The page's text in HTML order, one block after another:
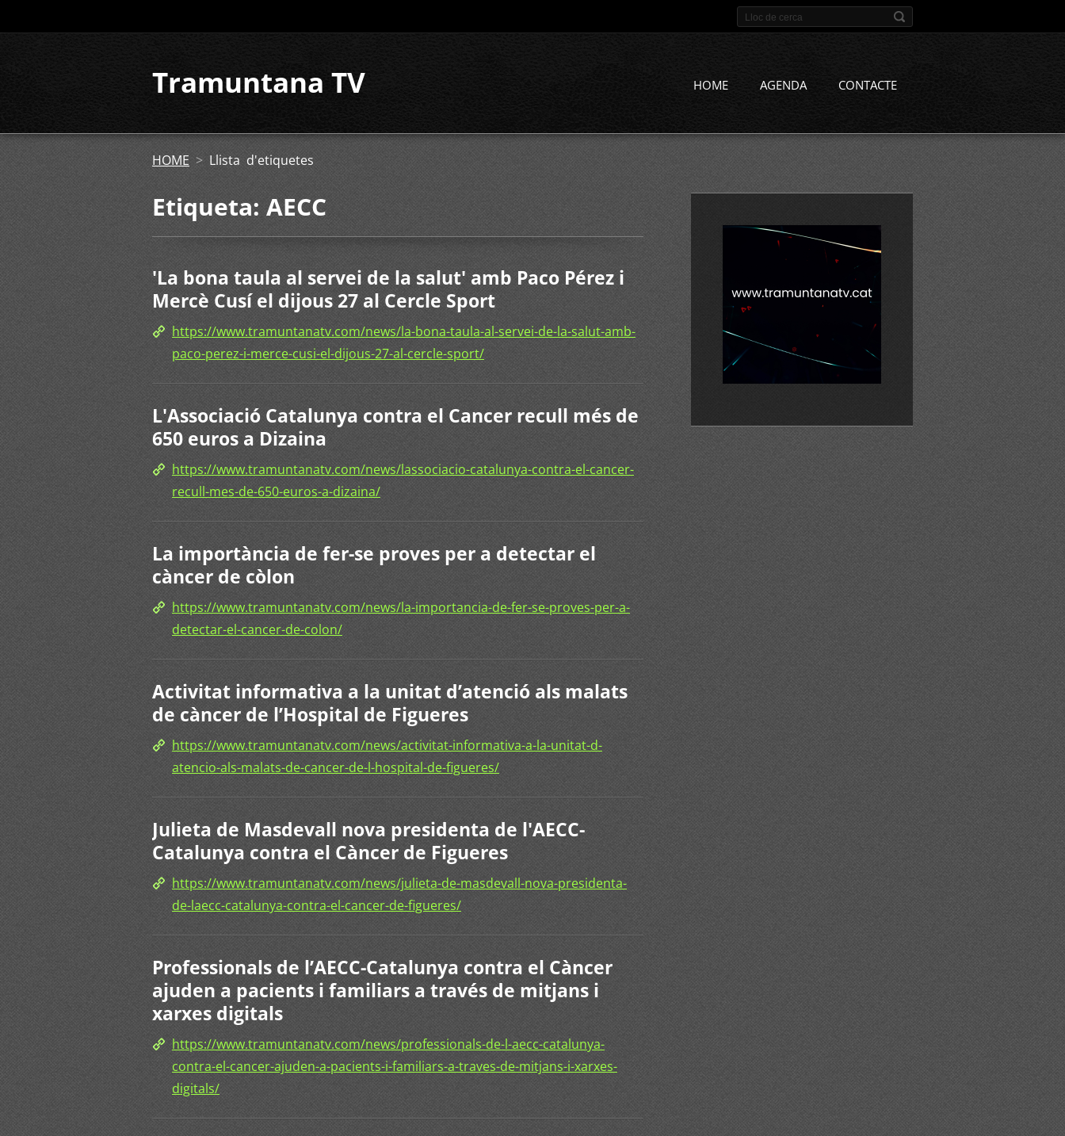
Tramuntana TV HOME AGENDA CONTACTE
HOME > Llista d'etiquetes
Etiqueta: AECC
'La bona taula al servei de la salut' amb Paco Pérez i
Mercè Cusí el dijous 27 al Cercle Sport
https://www.tramuntanatv.com/news/la-bona-taula-al-servei-de-la-salut-amb-
paco-perez-i-merce-cusi-el-dijous-27-al-cercle-sport/
L'Associació Catalunya contra el Cancer recull més de
650 euros a Dizaina
https://www.tramuntanatv.com/news/lassociacio-catalunya-contra-el-cancer-
recull-mes-de-650-euros-a-dizaina/
La importància de fer-se proves per a detectar el
càncer de còlon
https://www.tramuntanatv.com/news/la-importancia-de-fer-se-proves-per-a-
detectar-el-cancer-de-colon/
Activitat informativa a la unitat d’atenció als malats
de càncer de l’Hospital de Figueres
https://www.tramuntanatv.com/news/activitat-informativa-a-la-unitat-d-
atencio-als-malats-de-cancer-de-l-hospital-de-figueres/
Julieta de Masdevall nova presidenta de l'AECC-
Catalunya contra el Càncer de Figueres
https://www.tramuntanatv.com/news/julieta-de-masdevall-nova-presidenta-
de-laecc-catalunya-contra-el-cancer-de-figueres/
Professionals de l’AECC-Catalunya contra el Càncer
ajuden a pacients i familiars a través de mitjans i
xarxes digitals
https://www.tramuntanatv.com/news/professionals-de-l-aecc-catalunya-
contra-el-cancer-ajuden-a-pacients-i-familiars-a-traves-de-mitjans-i-xarxes-
digitals/